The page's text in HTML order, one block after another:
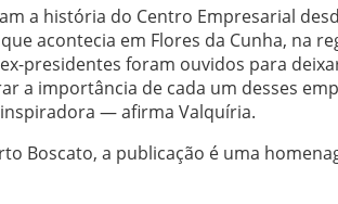
a história do Centro Empresarial
acontecia em Flores da Cunha, na
presidentes foram ouvidos para
a importância de cada um desses
— afirma Valquíria.
Boscato, a publicação é uma